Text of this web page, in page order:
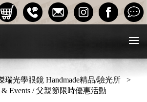
瑞光學眼鏡 Handmade精品/驗光所 >
Events / 父親節限時優惠活動